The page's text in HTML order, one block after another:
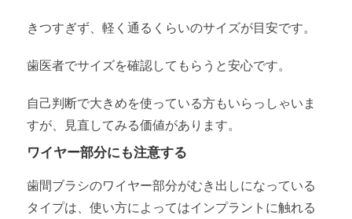
きつすぎず、軽く通るくらいのサイズが目安です。
歯医者でサイズを確認してもらうと安心です。
自己判断で大きめを使っている方もいらっしゃいま
すが、見直してみる価値があります。
ワイヤー部分にも注意する
歯間ブラシのワイヤー部分がむき出しになっている
タイプは、使い方によってはインプラントに触れる